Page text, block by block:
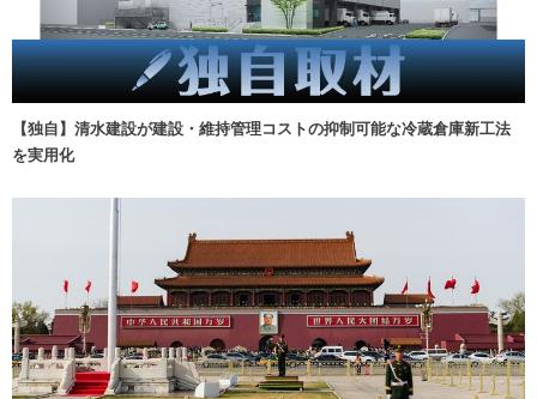
【独自】清水建設が建設・維持管理コストの抑制可能な冷蔵倉庫新工法
を実用化